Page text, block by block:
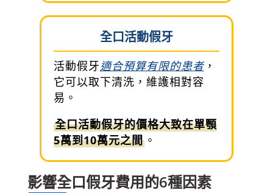
全口活動假牙
活動假牙適合預算有限的患者，
它可以取下清洗，維護相對容
易。
全口活動假牙的價格大致在單顎
5萬到10萬元之間。
影響全口假牙費用的6種因素